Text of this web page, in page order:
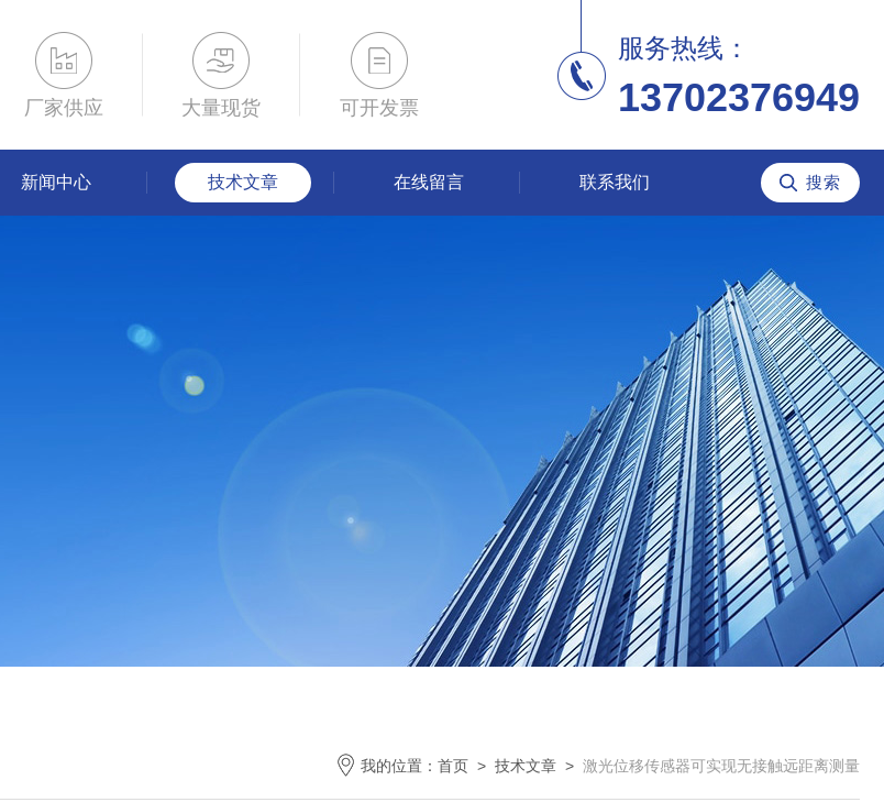
厂家供应 大量现货 可开发票
服务热线：
13702376949
新闻中心 技术文章 在线留言 联系我们
我的位置： 首页 > 技术文章 > 激光位移传感器可实现无接触远距离测量